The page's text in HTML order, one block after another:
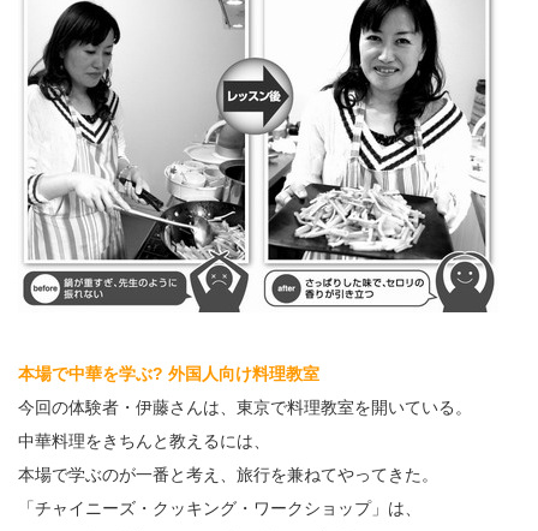
本場で中華を学ぶ? 外国人向け料理教室
今回の体験者・伊藤さんは、東京で料理教室を開いている。
中華料理をきちんと教えるには、
本場で学ぶのが一番と考え、旅行を兼ねてやってきた。
「チャイニーズ・クッキング・ワークショップ」は、